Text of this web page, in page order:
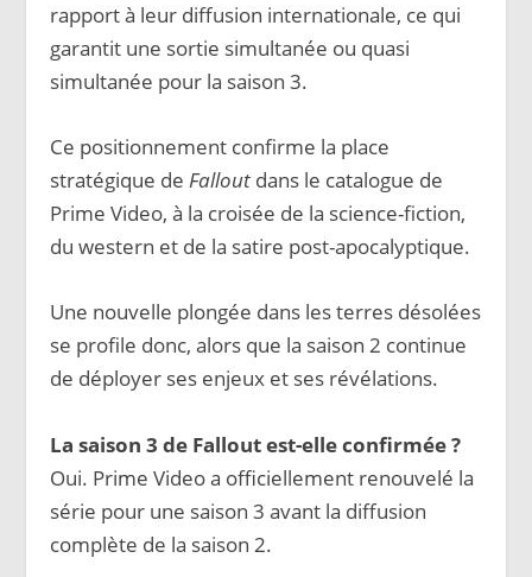
rapport à leur diffusion internationale, ce qui
garantit une sortie simultanée ou quasi
simultanée pour la saison 3.
Ce positionnement confirme la place
stratégique deFallout dans le catalogue de
Prime Video, à la croisée de la science-fiction,
du western et de la satire post-apocalyptique.
Une nouvelle plongée dans les terres désolées
se profile donc, alors que la saison 2 continue
de déployer ses enjeux et ses révélations.
La saison 3 de Fallout est-elle confirmée ?
Oui. Prime Video a officiellement renouvelé la
série pour une saison 3 avant la diffusion
complète de la saison 2.